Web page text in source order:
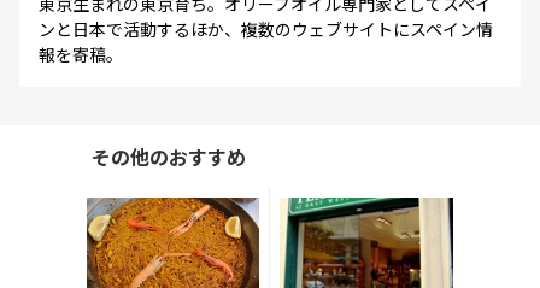
ンと日本で活動するほか、複数のウェブサイトにスペイン情
報を寄稿。
その他のおすすめ